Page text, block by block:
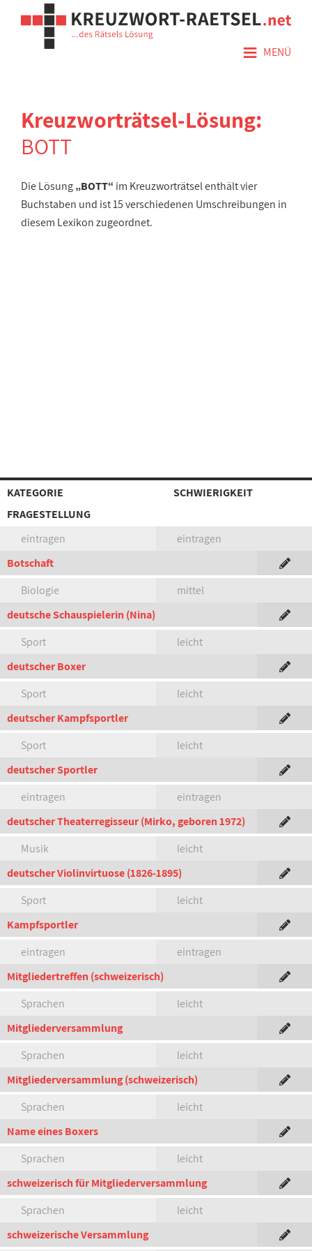
≡ MENÜ
Kreuzworträtsel-Lösung:
BOTT
Die Lösung„BOTT“ im Kreuzworträtsel enthält vier
Buchstaben und ist 15 verschiedenen Umschreibungen in
diesem Lexikon zugeordnet.
KATEGORIE
SCHWIERIGKEIT
FRAGESTELLUNG
eintragen
eintragen
Botschaft
Biologie
mittel
deutsche Schauspielerin (Nina)
Sport
leicht
deutscher Boxer
Sport
leicht
deutscher Kampfsportler
Sport
leicht
deutscher Sportler
eintragen
eintragen
deutscher Theaterregisseur (Mirko, geboren 1972)
Musik
leicht
deutscher Violinvirtuose (1826-1895)
Sport
leicht
Kampfsportler
eintragen
eintragen
Mitgliedertreffen (schweizerisch)
Sprachen
leicht
Mitgliederversammlung
Sprachen
leicht
Mitgliederversammlung (schweizerisch)
Sprachen
leicht
Name eines Boxers
Sprachen
leicht
schweizerisch für Mitgliederversammlung
Sprachen
leicht
schweizerische Versammlung